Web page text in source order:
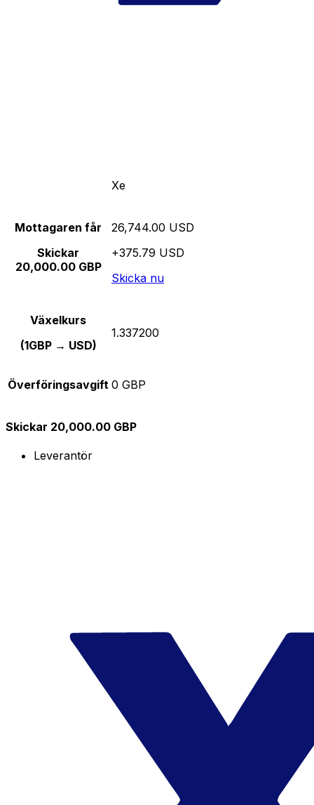
Xe
Mottagaren får
Skickar
20,000.00 GBP
26,744.00 USD
+375.79 USD
Skicka nu
Växelkurs
(1GBP → USD)
1.337200
Överföringsavgift 0 GBP
Skickar 20,000.00 GBP
Leverantör